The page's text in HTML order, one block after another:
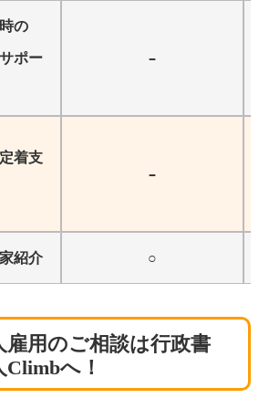
の
ポー
–
着支
–
紹介 ○
雇用のご相談は行政書
Climbへ！